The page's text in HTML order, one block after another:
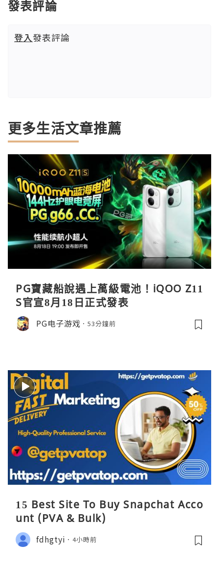
發表評論
登入發表評論
更多生活文章推薦
PG寶藏船說遇上萬級電池！iQOO Z11
S官宣8月18日正式發表
PG电子游戏 53分鐘前
15 Best Site To Buy Snapchat Acco
unt (PVA & Bulk)
fdhgtyi 4小時前